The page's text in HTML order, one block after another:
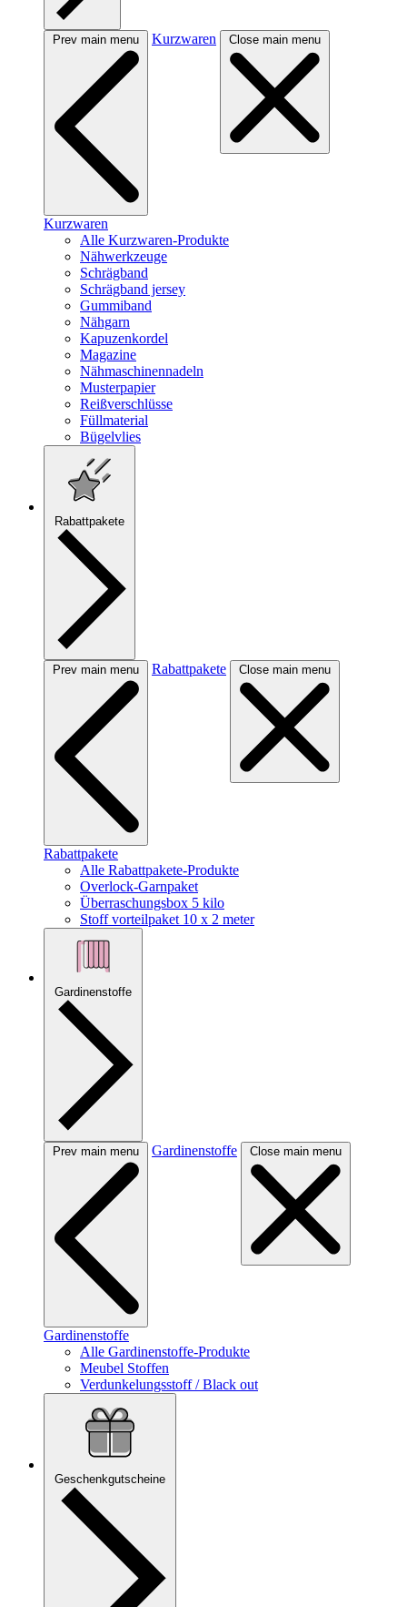
Prev main menu Kurzwaren Close main menu
Kurzwaren
Alle Kurzwaren-Produkte
Nähwerkzeuge
Schrägband
Schrägband jersey
Gummiband
Nähgarn
Kapuzenkordel
Magazine
Nähmaschinennadeln
Musterpapier
Reißverschlüsse
Füllmaterial
Bügelvlies
Rabattpakete
Prev main menu Rabattpakete Close main menu
Rabattpakete
Alle Rabattpakete-Produkte
Overlock-Garnpaket
Überraschungsbox 5 kilo
Stoff vorteilpaket 10 x 2 meter
Gardinenstoffe
Prev main menu Gardinenstoffe Close main menu
Gardinenstoffe
Alle Gardinenstoffe-Produkte
Meubel Stoffen
Verdunkelungsstoff / Black out
Geschenkgutscheine